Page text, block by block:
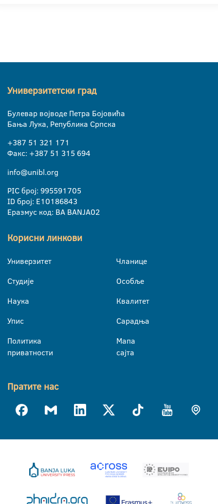
Универзитетски град
Булевар војводе Петра Бојовића
Бања Лука, Република Српска
+387 51 321 171
Факс: +387 51 315 694
info@unibl.org
PIC број: 995591705
ID број: E10186843
Еразмус код: BA BANJA02
Корисни линкови
Универзитет
Студије
Наука
Упис
Политика
приватности
Чланице
Особље
Квалитет
Сарадња
Мапа
сајта
Пратите нас